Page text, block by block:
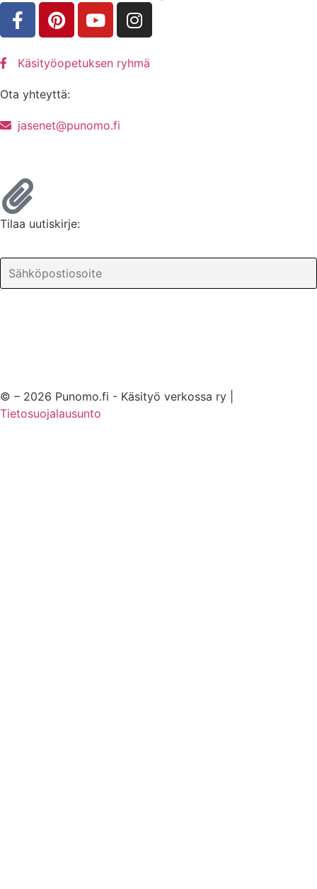
Käsityöopetuksen ryhmä
Ota yhteyttä:
jasenet@punomo.fi
Tilaa uutiskirje:
© – 2026 Punomo.fi - Käsityö verkossa ry |
Tietosuojalausunto